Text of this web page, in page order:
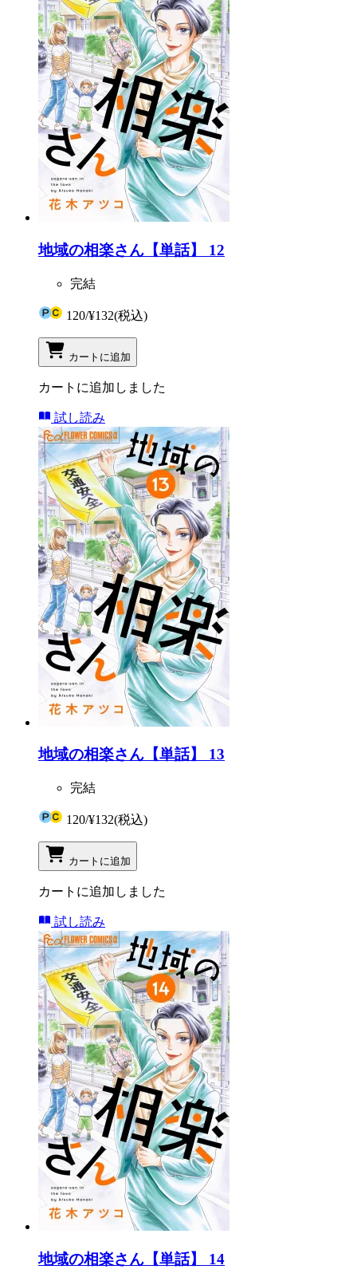
地域の相楽さん【単話】 12
完結
120/¥132(税込)
カートに追加
カートに追加しました
試し読み
地域の相楽さん【単話】 13
完結
120/¥132(税込)
カートに追加
カートに追加しました
試し読み
地域の相楽さん【単話】 14